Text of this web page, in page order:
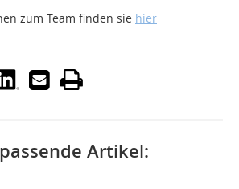
zum Team finden sie hier
Artikel: